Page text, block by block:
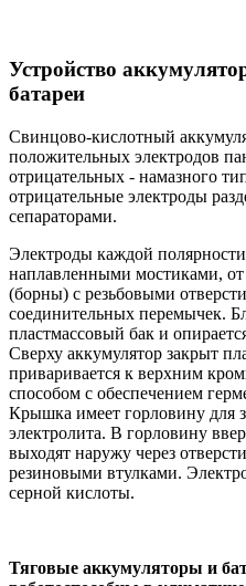
Устройство
батареи
Свинцово-кислотный
положительных электродов
отрицательных - намазного
отрицательные электроды
сепараторами.
Электроды каждой
наплавленными мостиками,
(борны) с резьбовыми
соединительных перемычек.
пластмассовый бак и
Сверху аккумулятор закрыт
приваривается к верхним
способом с обеспечением
Крышка имеет горловину для
электролита. В горловину
выходят наружу через
резиновыми втулками.
серной кислоты.
Тяговые аккумуляторы и